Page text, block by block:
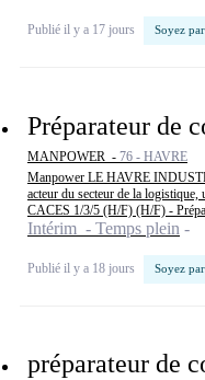
Publié il y a 17 jours Soyez
Préparateur de
MANPOWER - 76 - HAVRE
Manpower LE HAVRE
acteur du secteur de la logistique,
CACES 1/3/5 (H/F) (H/F) -
Intérim - Temps plein
Publié il y a 18 jours Soyez
préparateur de